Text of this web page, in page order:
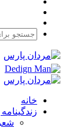
خانه